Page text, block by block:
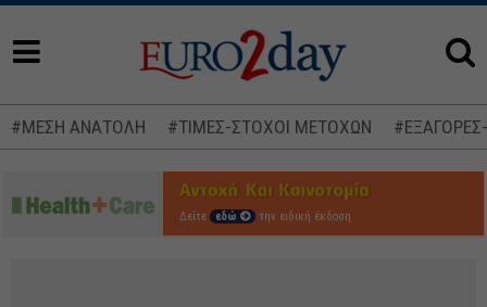
#ΜΕΣΗ ΑΝΑΤΟΛΗ #ΤΙΜΕΣ-ΣΤΟΧΟΙ ΜΕΤΟΧΩΝ
Δείτε εδώ την ειδική έκδοση